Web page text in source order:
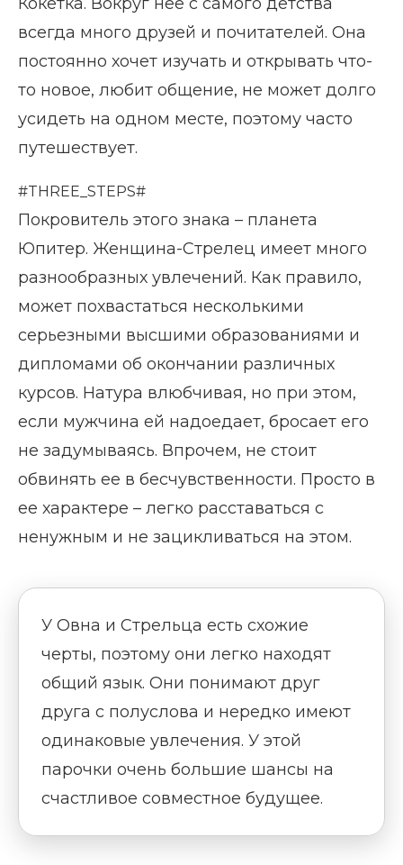
всегда много друзей и почитателей. Она
постоянно хочет изучать и открывать что-
то новое, любит общение, не может долго
усидеть на одном месте, поэтому часто
путешествует.
#THREE_STEPS#
Покровитель этого знака – планета
Юпитер. Женщина-Стрелец имеет много
разнообразных увлечений. Как правило,
может похвастаться несколькими
серьезными высшими образованиями и
дипломами об окончании различных
курсов. Натура влюбчивая, но при этом,
если мужчина ей надоедает, бросает его
не задумываясь. Впрочем, не стоит
обвинять ее в бесчувственности. Просто в
ее характере – легко расставаться с
ненужным и не зацикливаться на этом.
У Овна и Стрельца есть схожие
черты, поэтому они легко находят
общий язык. Они понимают друг
друга с полуслова и нередко имеют
одинаковые увлечения. У этой
парочки очень большие шансы на
счастливое совместное будущее.